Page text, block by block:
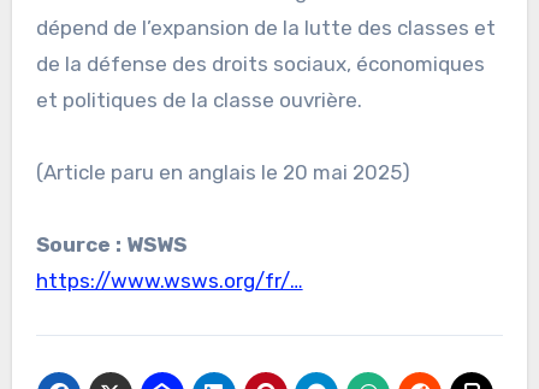
dépend de l’expansion de la lutte des classes et
de la défense des droits sociaux, économiques
et politiques de la classe ouvrière.
(Article paru en anglais le 20 mai 2025)
Source : WSWS
https://www.wsws.org/fr/…